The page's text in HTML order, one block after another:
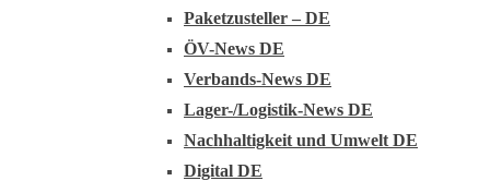
Paketzusteller – DE
ÖV-News DE
Verbands-News DE
Lager-/Logistik-News DE
Nachhaltigkeit und Umwelt DE
Digital DE